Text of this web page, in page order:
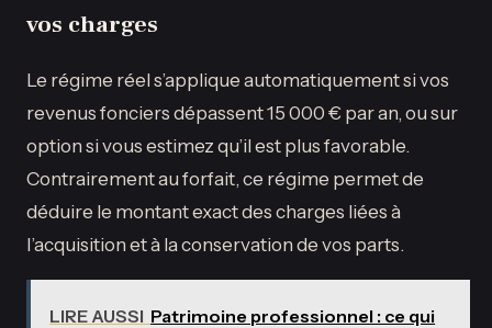
vos charges
Le régime réel s’applique automatiquement si vos
revenus fonciers dépassent 15 000 € par an, ou sur
option si vous estimez qu’il est plus favorable.
Contrairement au forfait, ce régime permet de
déduire le montant exact des charges liées à
l’acquisition et à la conservation de vos parts.
LIRE AUSSI Patrimoine professionnel : ce qui